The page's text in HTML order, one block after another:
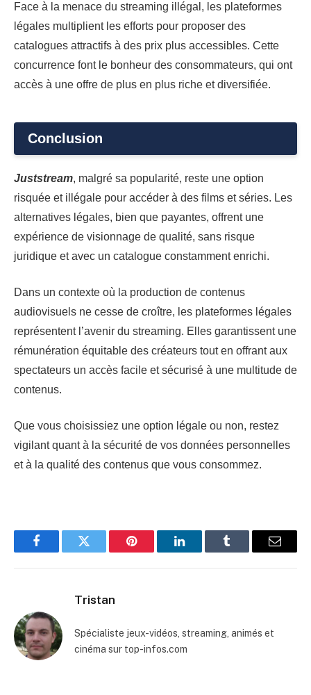
Face à la menace du streaming illégal, les plateformes
légales multiplient les efforts pour proposer des
catalogues attractifs à des prix plus accessibles. Cette
concurrence font le bonheur des consommateurs, qui ont
accès à une offre de plus en plus riche et diversifiée.
Conclusion
Juststream, malgré sa popularité, reste une option
risquée et illégale pour accéder à des films et séries. Les
alternatives légales, bien que payantes, offrent une
expérience de visionnage de qualité, sans risque
juridique et avec un catalogue constamment enrichi.
Dans un contexte où la production de contenus
audiovisuels ne cesse de croître, les plateformes légales
représentent l’avenir du streaming. Elles garantissent une
rémunération équitable des créateurs tout en offrant aux
spectateurs un accès facile et sécurisé à une multitude de
contenus.
Que vous choisissiez une option légale ou non, restez
vigilant quant à la sécurité de vos données personnelles
et à la qualité des contenus que vous consommez.
FacebookTwitter Pinterest LinkedInTumblr Email
Tristan
Spécialiste jeux-vidéos, streaming, animés et
cinéma sur top-infos.com